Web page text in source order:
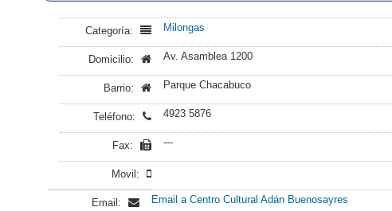
Categoría: Milongas
Domicilio: Av. Asamblea 1200
Barrio: Parque Chacabuco
Teléfono: 4923 5876
Fax: ---
Movil:
Email: Email a Centro Cultural Adán Buenosayres